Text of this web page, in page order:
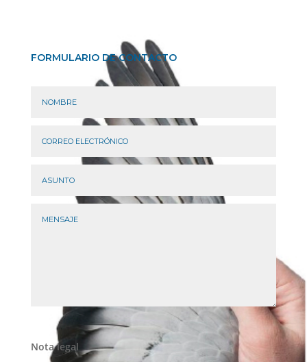
FORMULARIO DE CONTACTO
Nota legal